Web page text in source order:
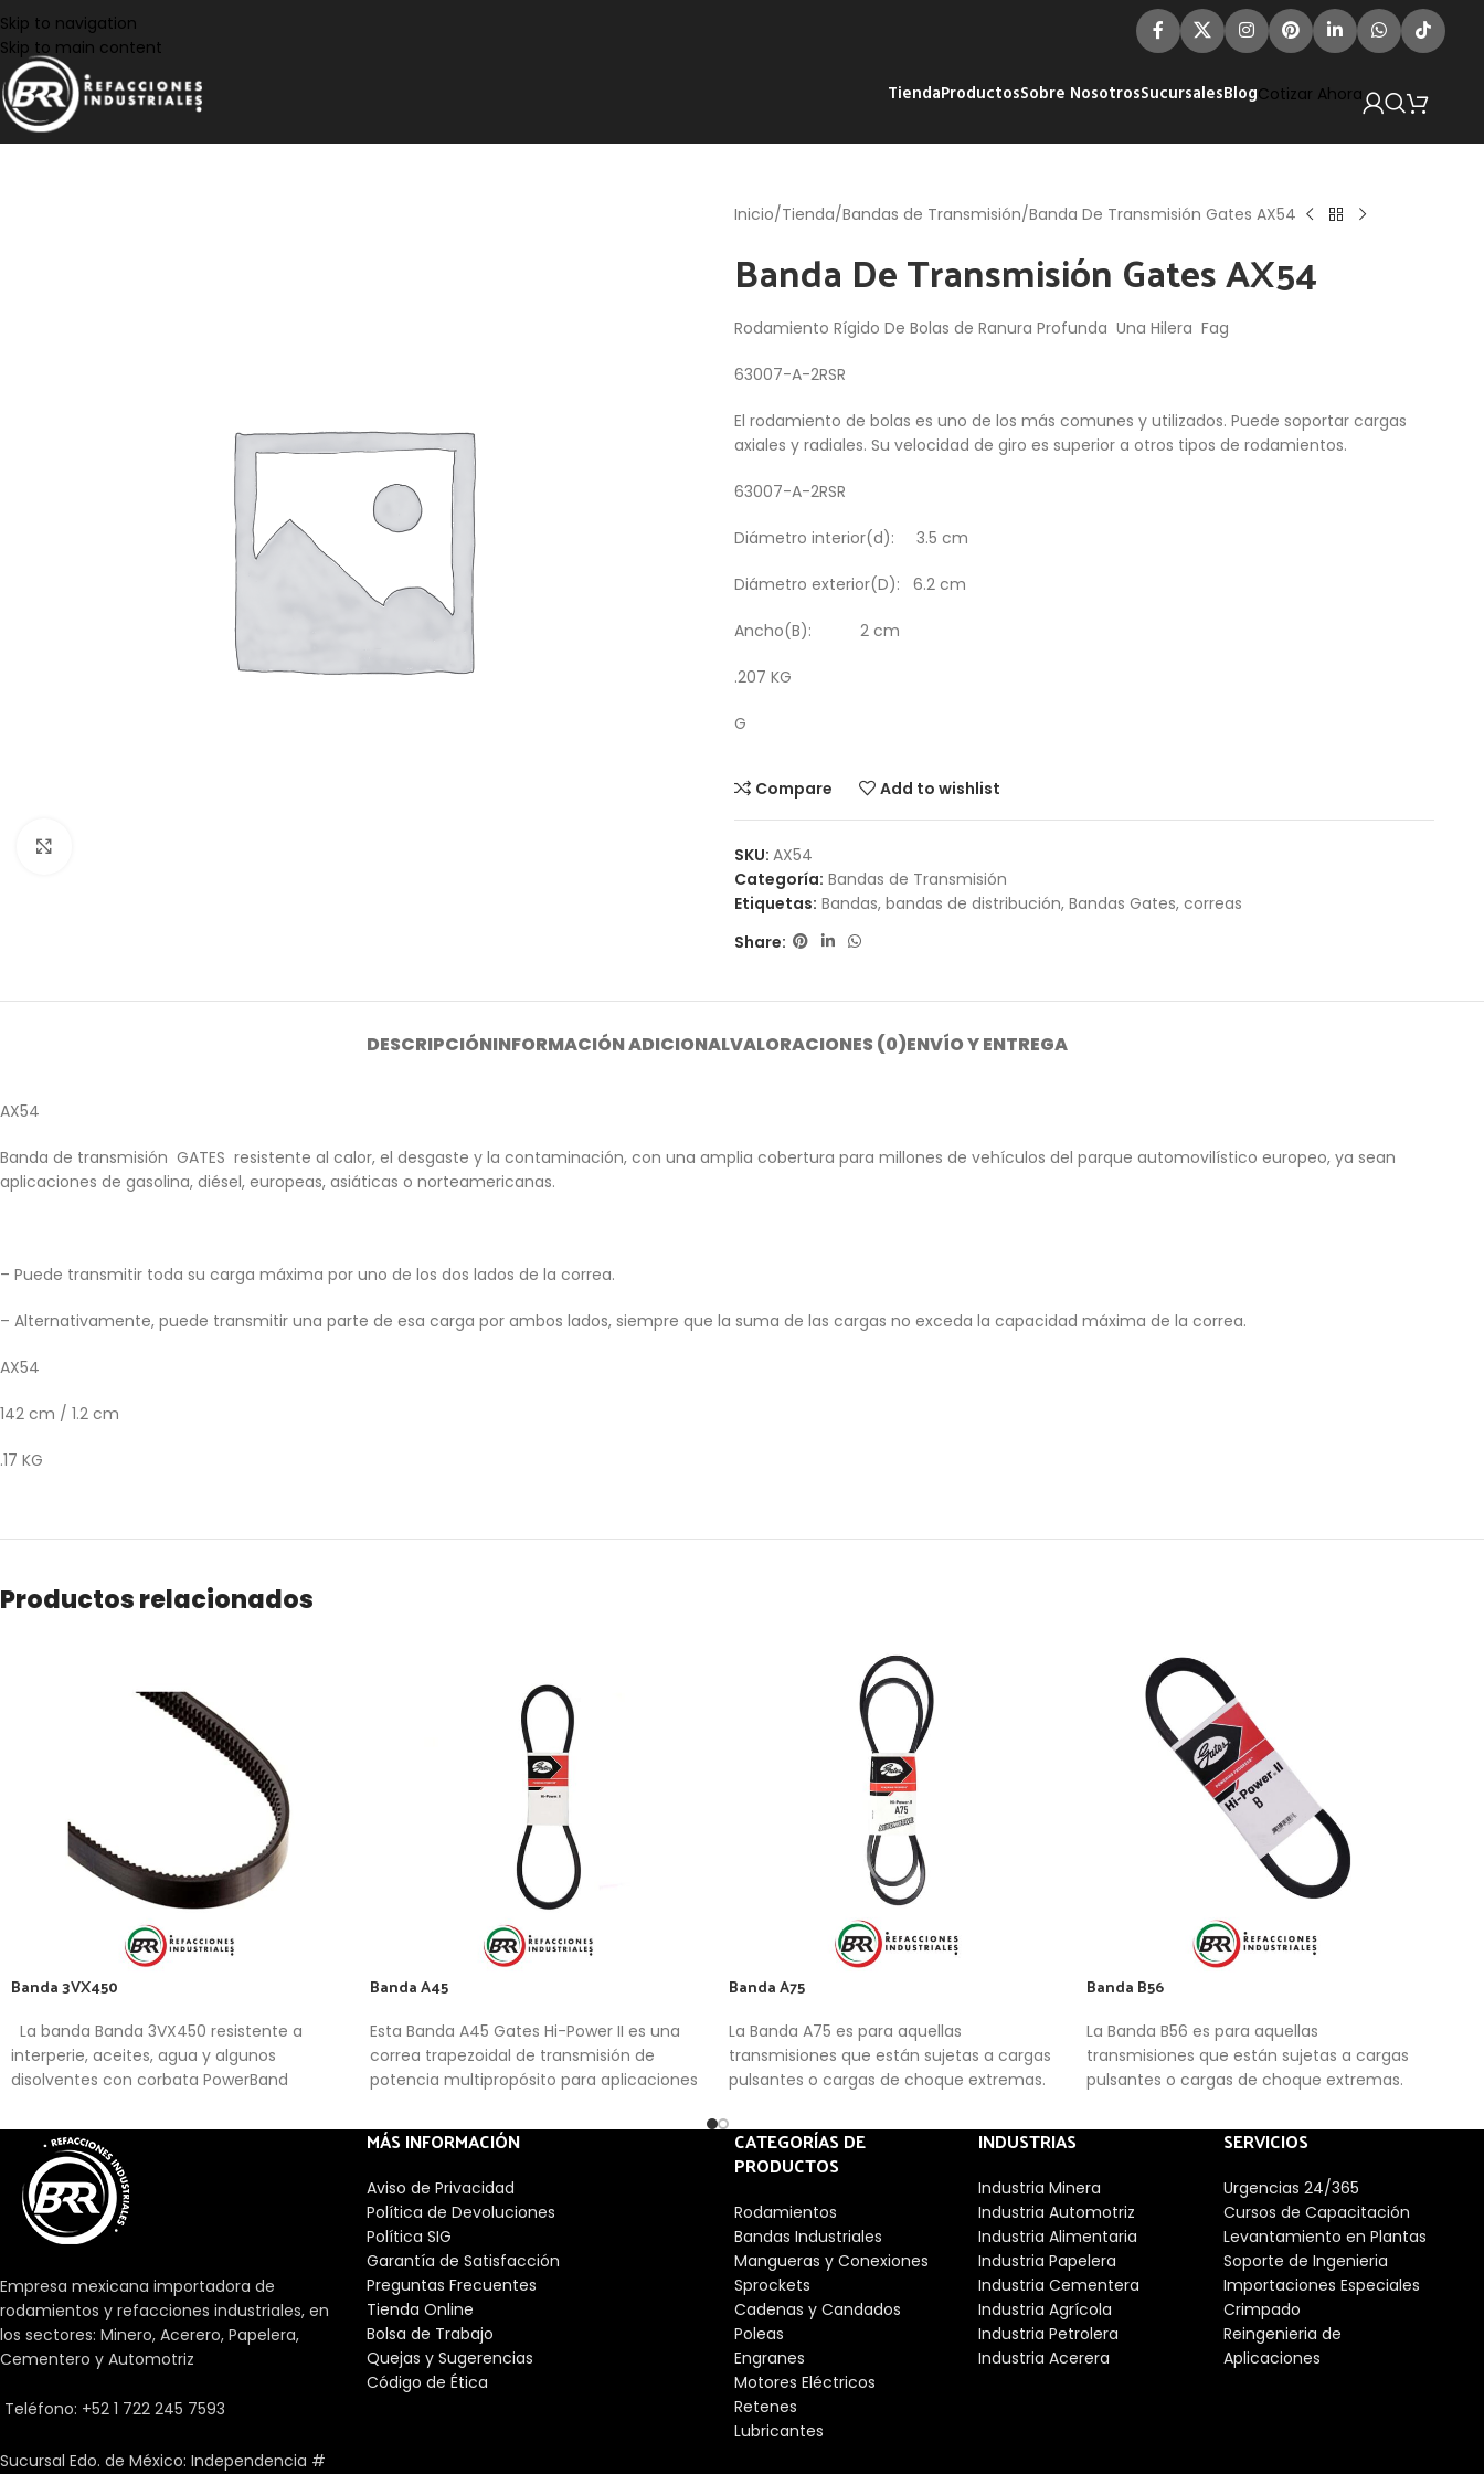
Skip to navigation
Skip to main content
TiendaProductosSobre NosotrosSucursalesBlogCotizar Ahora
Inicio Tienda Bandas de Transmisión Banda De Transmisión Gates AX54
Banda De Transmisión Gates AX54
Rodamiento Rígido De Bolas de Ranura Profunda Una Hilera Fag
63007-A-2RSR
El rodamiento de bolas es uno de los más comunes y utilizados. Puede soportar cargas
axiales y radiales. Su velocidad de giro es superior a otros tipos de rodamientos.
63007-A-2RSR
Diámetro interior(d): 3.5 cm
Diámetro exterior(D): 6.2 cm
Ancho(B): 2 cm
.207 KG
G
Compare Add to wishlist
SKU: AX54
Categoría: Bandas de Transmisión
Etiquetas: Bandas, bandas de distribución, Bandas Gates, correas
Share:
DESCRIPCIÓNINFORMACIÓN ADICIONALVALORACIONES (0)ENVÍO Y ENTREGA
AX54
Banda de transmisión GATES resistente al calor, el desgaste y la contaminación, con una amplia cobertura para millones de vehículos del parque automovilístico europeo, ya sean
aplicaciones de gasolina, diésel, europeas, asiáticas o norteamericanas.
– Puede transmitir toda su carga máxima por uno de los dos lados de la correa.
– Alternativamente, puede transmitir una parte de esa carga por ambos lados, siempre que la suma de las cargas no exceda la capacidad máxima de la correa.
AX54
142 cm / 1.2 cm
.17 KG
Productos relacionados
Banda 3VX450
La banda Banda 3VX450 resistente a
interperie, aceites, agua y algunos
disolventes con corbata PowerBand
Banda A45
Esta Banda A45 Gates Hi-Power II es una
correa trapezoidal de transmisión de
potencia multipropósito para aplicaciones
Banda A75
La Banda A75 es para aquellas
transmisiones que están sujetas a cargas
pulsantes o cargas de choque extremas.
Banda B56
La Banda B56 es para aquellas
transmisiones que están sujetas a cargas
pulsantes o cargas de choque extremas.
Empresa mexicana importadora de
rodamientos y refacciones industriales, en
los sectores: Minero, Acerero, Papelera,
Cementero y Automotriz
Teléfono: +52 1 722 245 7593
Sucursal Edo. de México: Independencia #
MÁS INFORMACIÓN
Aviso de Privacidad
Política de Devoluciones
Política SIG
Garantía de Satisfacción
Preguntas Frecuentes
Tienda Online
Bolsa de Trabajo
Quejas y Sugerencias
Código de Ética
CATEGORÍAS DE
PRODUCTOS
Rodamientos
Bandas Industriales
Mangueras y Conexiones
Sprockets
Cadenas y Candados
Poleas
Engranes
Motores Eléctricos
Retenes
Lubricantes
INDUSTRIAS
Industria Minera
Industria Automotriz
Industria Alimentaria
Industria Papelera
Industria Cementera
Industria Agrícola
Industria Petrolera
Industria Acerera
SERVICIOS
Urgencias 24/365
Cursos de Capacitación
Levantamiento en Plantas
Soporte de Ingenieria
Importaciones Especiales
Crimpado
Reingenieria de
Aplicaciones